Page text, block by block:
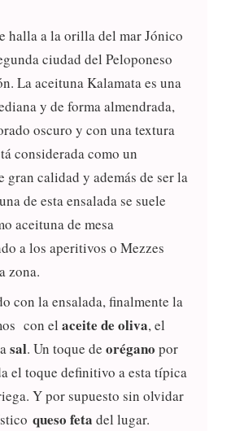
halla a la orilla del mar Jónico
ciudad del Peloponeso
La aceituna Kalamata es una
y de forma almendrada,
oscuro y con una textura
considerada como un
gran calidad y además de ser la
de esta ensalada se suele
aceituna de mesa
a los aperitivos o Mezzes
zona.
con la ensalada, finalmente la
con el aceite de oliva, el
sal. Un toque de orégano por
el toque definitivo a esta típica
Y por supuesto sin olvidar
queso feta del lugar.